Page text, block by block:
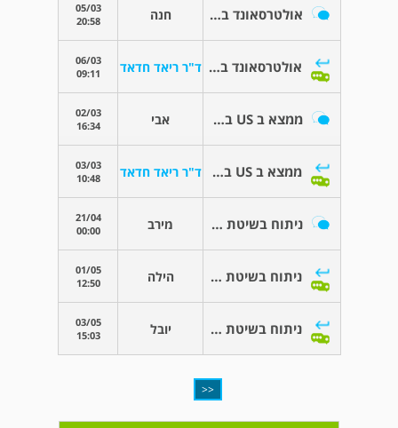
אולטרסאונד בטן עליונה חנה
05/03
20:58
אולטרסאונד בטן עליונה ד"ר ריאד חדאד
06/03
09:11
ממצא ב US בטן עליונה אבי
02/03
16:34
ממצא ב US בטן עליונה ד"ר ריאד חדאד
03/03
10:48
ניתוח בשיטת ננו נייף בגידולים בכבד מירב
21/04
00:00
ניתוח בשיטת ננו נייף בגידולים בכבד הילה
01/05
12:50
ניתוח בשיטת ננו נייף בגידולים בכבד יובל
03/05
15:03
<<